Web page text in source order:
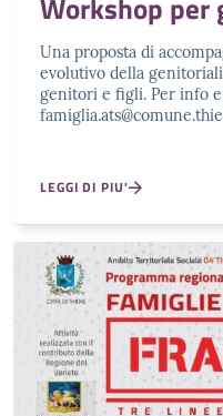
Workshop per
Una proposta di
evolutivo della
genitori e figli. Per info
LEGGI DI PIU'